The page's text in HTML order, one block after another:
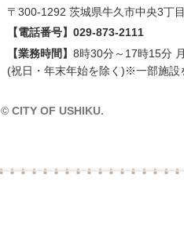
〒300-1292 茨城県牛久市中央3丁
【電話番号】 029-873-2111
【業務時間】 8時30分～17時15分
(祝日・年末年始を除く)※一部施設
© CITY OF USHIKU.